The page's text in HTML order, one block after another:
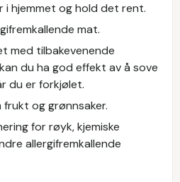
hjemmet og hold det rent.
mat.
med tilbakevenende
du ha god effekt av å sove
du er forkjølet.
frukt og grønnsaker.
for røyk, kjemiske
allergifremkallende